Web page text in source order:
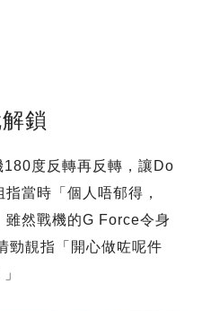
鎖
度反轉再反轉，讓Do
當時「個人唔郁得，
然戰機的G Force令身
勁靚指「開心做咗呢件